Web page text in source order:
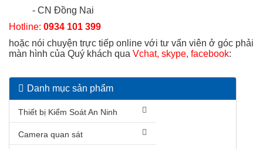
Danh mục sản phẩm
Thiết bị Kiểm Soát An Ninh
Camera quan sát
- CN Đồng Nai
Hotline: 0934 101 399
hoặc nói chuyện trực tiếp online với tư vấn viên ở góc phải
màn hình của Quý khách qua Vchat, skype, facebook: